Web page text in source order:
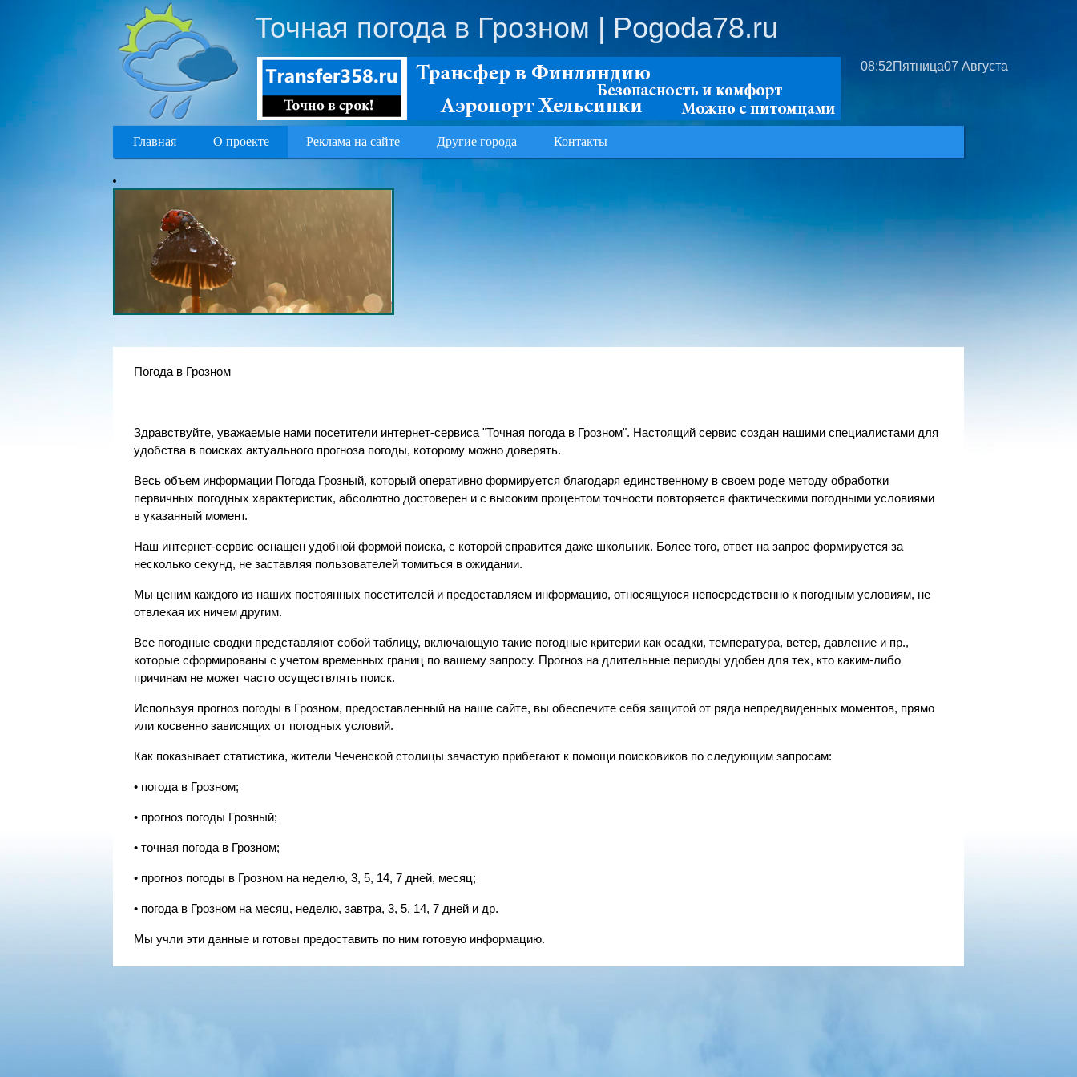
Точная погода в Грозном | Pogoda78.ru
08:52Пятница07 Августа
Главная О проекте Реклама на сайте Другие города Контакты
Погода в Грозном
Здравствуйте, уважаемые нами посетители интернет-сервиса "Точная погода в Грозном". Настоящий сервис создан нашими специалистами для
удобства в поисках актуального прогноза погоды, которому можно доверять.
Весь объем информации Погода Грозный, который оперативно формируется благодаря единственному в своем роде методу обработки
первичных погодных характеристик, абсолютно достоверен и с высоким процентом точности повторяется фактическими погодными условиями
в указанный момент.
Наш интернет-сервис оснащен удобной формой поиска, с которой справится даже школьник. Более того, ответ на запрос формируется за
несколько секунд, не заставляя пользователей томиться в ожидании.
Мы ценим каждого из наших постоянных посетителей и предоставляем информацию, относящуюся непосредственно к погодным условиям, не
отвлекая их ничем другим.
Все погодные сводки представляют собой таблицу, включающую такие погодные критерии как осадки, температура, ветер, давление и пр.,
которые сформированы с учетом временных границ по вашему запросу. Прогноз на длительные периоды удобен для тех, кто каким-либо
причинам не может часто осуществлять поиск.
Используя прогноз погоды в Грозном, предоставленный на наше сайте, вы обеспечите себя защитой от ряда непредвиденных моментов, прямо
или косвенно зависящих от погодных условий.
Как показывает статистика, жители Чеченской столицы зачастую прибегают к помощи поисковиков по следующим запросам:
• погода в Грозном;
• прогноз погоды Грозный;
• точная погода в Грозном;
• прогноз погоды в Грозном на неделю, 3, 5, 14, 7 дней, месяц;
• погода в Грозном на месяц, неделю, завтра, 3, 5, 14, 7 дней и др.
Мы учли эти данные и готовы предоставить по ним готовую информацию.